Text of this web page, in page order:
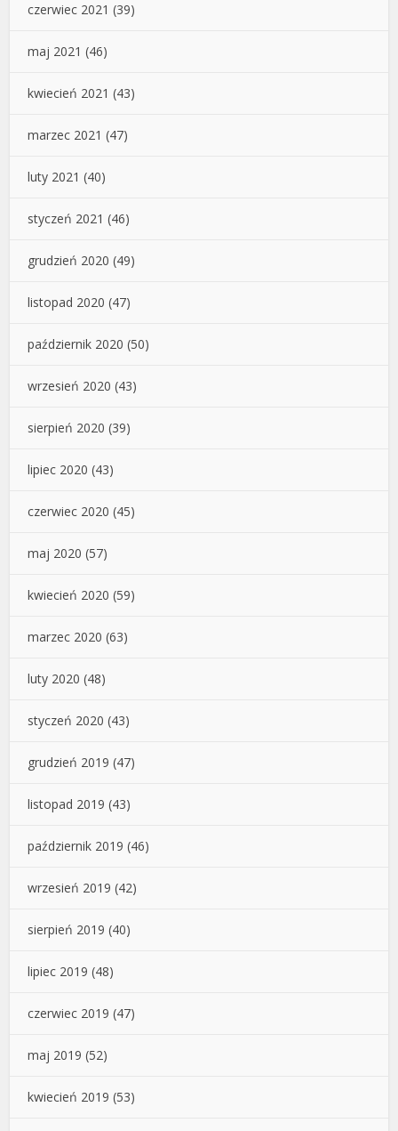
czerwiec 2021 (39)
maj 2021 (46)
kwiecień 2021 (43)
marzec 2021 (47)
luty 2021 (40)
styczeń 2021 (46)
grudzień 2020 (49)
listopad 2020 (47)
październik 2020 (50)
wrzesień 2020 (43)
sierpień 2020 (39)
lipiec 2020 (43)
czerwiec 2020 (45)
maj 2020 (57)
kwiecień 2020 (59)
marzec 2020 (63)
luty 2020 (48)
styczeń 2020 (43)
grudzień 2019 (47)
listopad 2019 (43)
październik 2019 (46)
wrzesień 2019 (42)
sierpień 2019 (40)
lipiec 2019 (48)
czerwiec 2019 (47)
maj 2019 (52)
kwiecień 2019 (53)